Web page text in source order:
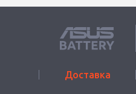
Доставка